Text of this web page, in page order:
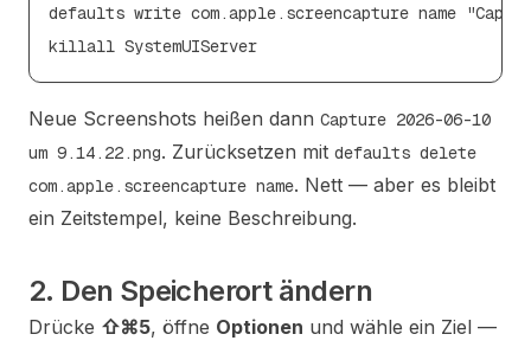
defaults write com.apple.screencapture name
Neue Screenshots heißen dann Capture 2026-06-10
um 9.14.22.png. Zurücksetzen mit defaults delete
com.apple.screencapture name. Nett — aber es bleibt
ein Zeitstempel, keine Beschreibung.
2. Den Speicherort ändern
Drücke ⇧⌘5, öffne Optionen und wähle ein Ziel —